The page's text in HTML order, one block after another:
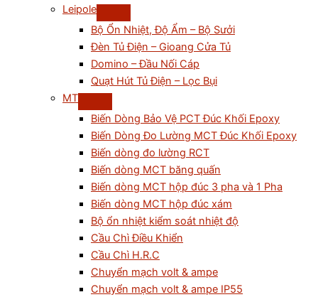
Leipole
Bộ Ổn Nhiệt, Độ Ẩm – Bộ Sưởi
Đèn Tủ Điện – Gioang Cửa Tủ
Domino – Đầu Nối Cáp
Quạt Hút Tủ Điện – Lọc Bụi
MT
Biến Dòng Bảo Vệ PCT Đúc Khối Epoxy
Biến Dòng Đo Lường MCT Đúc Khối Epoxy
Biến dòng đo lường RCT
Biến dòng MCT băng quấn
Biến dòng MCT hộp đúc 3 pha và 1 Pha
Biến dòng MCT hộp đúc xám
Bộ ổn nhiệt kiểm soát nhiệt độ
Cầu Chì Điều Khiển
Cầu Chì H.R.C
Chuyển mạch volt & ampe
Chuyển mạch volt & ampe IP55